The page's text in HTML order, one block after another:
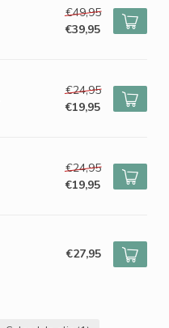
€49,95
€39,95
€24,95
€19,95
€24,95
€19,95
€27,95